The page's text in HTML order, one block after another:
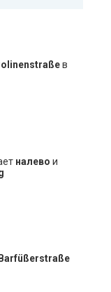
в
налево и
Barfüßerstraße